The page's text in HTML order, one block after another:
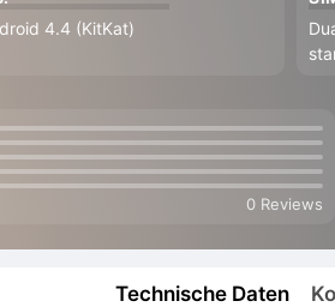
4.4 (KitKat)
0 Reviews
Technische Daten